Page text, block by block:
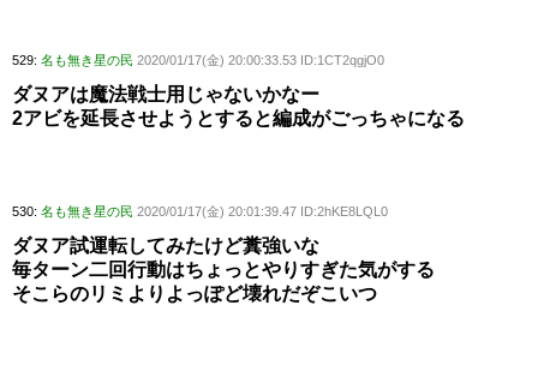
529: 名も無き星の民 2020/01/17(金) 20:00:33.53 ID:1CT2qgjO0
ダヌアは魔法戦士用じゃないかなー
2アビを延長させようとすると編成がごっちゃになる
530: 名も無き星の民 2020/01/17(金) 20:01:39.47 ID:2hKE8LQL0
ダヌア試運転してみたけど糞強いな
毎ターン二回行動はちょっとやりすぎた気がする
そこらのリミよりよっぽど壊れだぞこいつ